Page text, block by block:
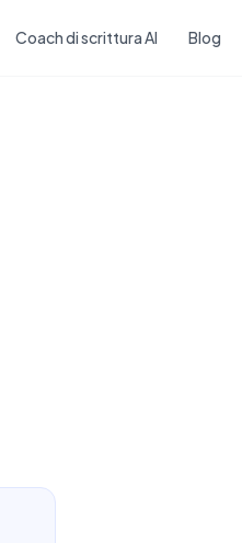
Coach di scrittura AI Blog